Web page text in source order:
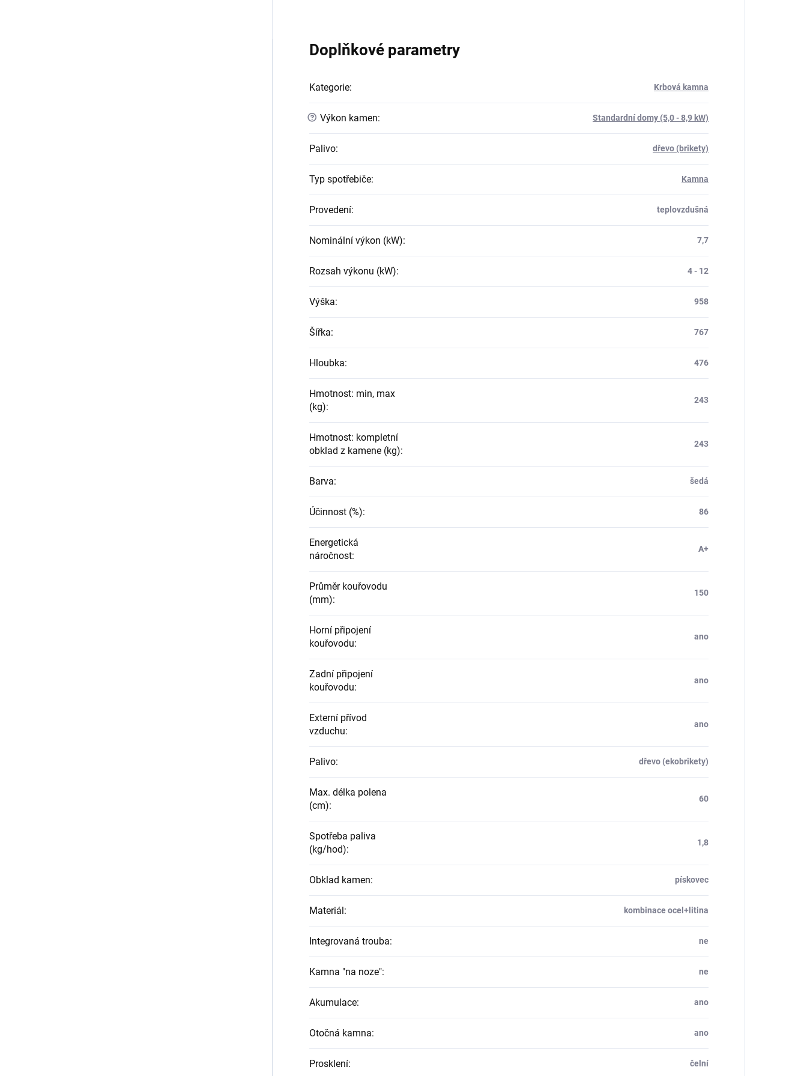
Doplňkové parametry
Kategorie: Krbová kamna
? Výkon kamen: Standardní domy (5,0 - 8,9 kW)
Palivo: dřevo (brikety)
Typ spotřebiče: Kamna
Provedení: teplovzdušná
Nominální výkon (kW): 7,7
Rozsah výkonu (kW): 4 - 12
Výška: 958
Šířka: 767
Hloubka: 476
Hmotnost: min, max
(kg):
243
Hmotnost: kompletní
obklad z kamene (kg):
243
Barva: šedá
Účinnost (%): 86
Energetická
náročnost:
A+
Průměr kouřovodu
(mm):
150
Horní připojení
kouřovodu:
ano
Zadní připojení
kouřovodu:
ano
Externí přívod
vzduchu:
ano
Palivo: dřevo (ekobrikety)
Max. délka polena
(cm):
60
Spotřeba paliva
(kg/hod):
1,8
Obklad kamen: pískovec
Materiál: kombinace ocel+litina
Integrovaná trouba: ne
Kamna "na noze": ne
Akumulace: ano
Otočná kamna: ano
Prosklení: čelní